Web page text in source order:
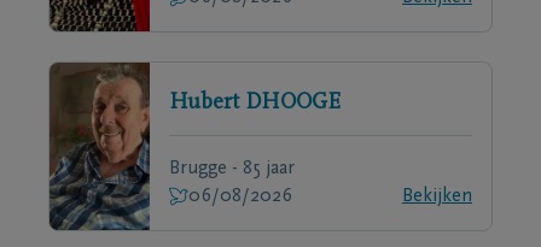
Hubert DHOOGE
Brugge - 85 jaar
06/08/2026
Bekijken